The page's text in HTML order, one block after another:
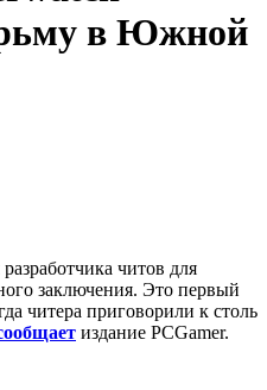
в Южной
читов для
заключения. Это первый
читера приговорили к столь
издание PCGamer.